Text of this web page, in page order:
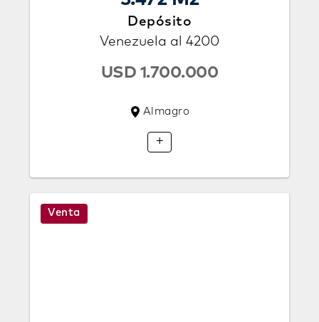
Depósito
Venezuela al 4200
USD 1.700.000
Almagro
+
Venta